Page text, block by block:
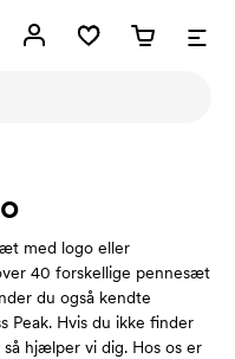
med logo eller
40 forskellige pennesæt
du også kendte
Peak. Hvis du ikke finder
hjælper vi dig. Hos os er